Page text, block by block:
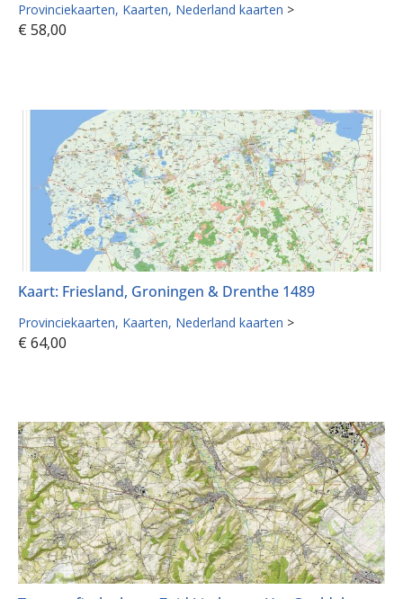
Provinciekaarten Kaarten Nederland kaarten >
€ 58,00
Kaart: Friesland, Groningen & Drenthe 1489
Provinciekaarten Kaarten Nederland kaarten >
€ 64,00